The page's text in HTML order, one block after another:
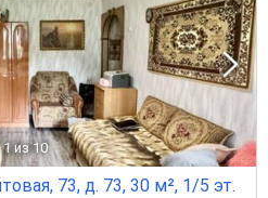
1 из 10
73, д. 73, 30 м², 1/5 эт.